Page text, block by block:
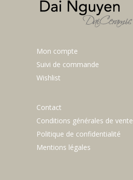
Mon compte
Suivi de commande
Wishlist
Contact
Conditions générales de vente
Politique de confidentialité
Mentions légales